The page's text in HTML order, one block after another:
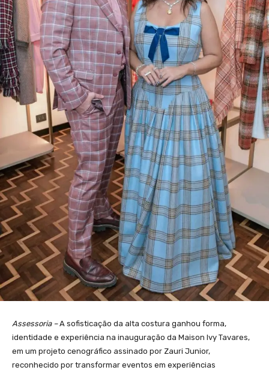
Assessoria –A sofisticação da alta costura ganhou forma,
identidade e experiência na inauguração da Maison Ivy Tavares,
em um projeto cenográfico assinado por Zauri Junior,
reconhecido por transformar eventos em experiências